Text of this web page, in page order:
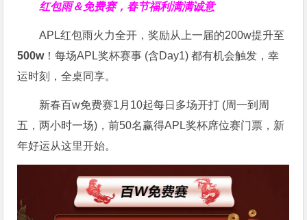
红包雨＆免费赛，春节福利满满诚意
APL红包雨火力全开，奖励从上一届的200w提升至
500w！每场APL奖杯赛事 (含Day1) 都有机会触发，幸
运时刻，全桌同享。
新春百w免费赛1月10起每日多场开打 (周一到周
五，两小时一场)，前50名赢得APL奖杯席位赛门票，新
年好运从这里开始。